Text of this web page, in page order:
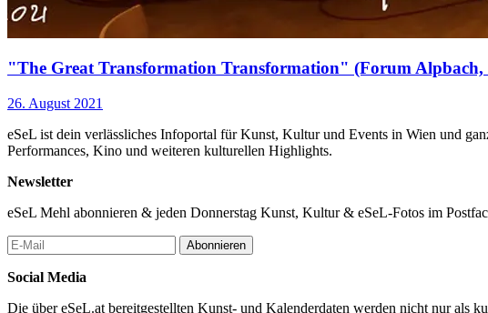
"The Great Transformation Transformation" (Forum Alpbach,
26. August 2021
eSeL ist dein verlässliches Infoportal für Kunst, Kultur und Events in Wien und
Performances, Kino und weiteren kulturellen Highlights.
Newsletter
eSeL Mehl abonnieren & jeden Donnerstag Kunst, Kultur & eSeL-Fotos im
Abonnieren
Social Media
Die über eSeL.at bereitgestellten Kunst- und Kalenderdaten werden nicht nur als